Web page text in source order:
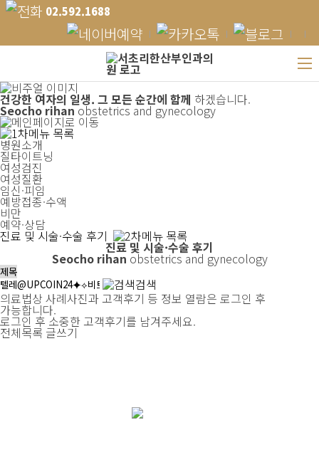
02.592.1688
건강한 여자의 일생. 그 모든 순간에 함께 하겠습니다.
Seocho rihanobstetrics and gynecology
병원소개
질타이트닝
여성검진
여성질환
임신·피임
예방접종·수액
비만
예약·상담
진료 및 시술·수술 후기
진료 및 시술·수술 후기
Seocho rihan obstetrics and gynecology
검색
의료법상 사례사진과 고객후기 등 정보 열람은 로그인 후
가능합니다.
로그인 후 소중한 고객후기를 남겨주세요.
전체목록 글쓰기